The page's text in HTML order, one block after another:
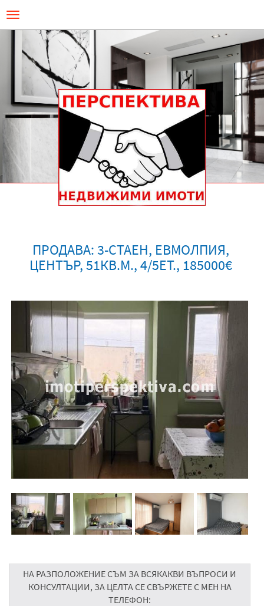
към
основното
съдържание
Toggle
navigation
ПРОДАВА: 3-СТАЕН, ЕВМОЛПИЯ,
ЦЕНТЪР, 51КВ.М., 4/5ЕТ., 185000€
НА РАЗПОЛОЖЕНИЕ СЪМ ЗА ВСЯКАКВИ ВЪПРОСИ И
КОНСУЛТАЦИИ, ЗА ЦЕЛТА СЕ СВЪРЖЕТЕ С МЕН НА
ТЕЛЕФОН: